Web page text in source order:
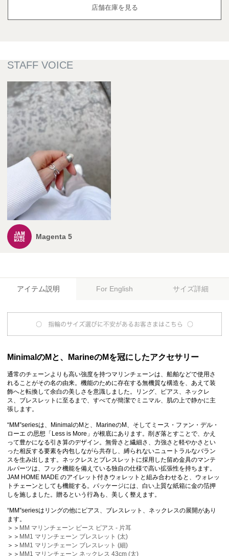
店舗在庫を見る
Magenta 5
アイテム説明 For English サイズ詳細
MinimalのMと、MarineのMを冠にしたアクセサリー
通常のチェーンよりも高い強度を持つマリンチェーンは、船舶などで使用さ
れることがその名の由来。機能のために存在する無機質な構造を、あえて装
飾へと転換して余白の美しさを意識しました。リング、ピアス、ネックレ
ス、ブレスレットに至るまで、すべてが簡潔でミニマル、肌の上で静かに主
張します。
“MM”seriesは、MinimalのMと、MarineのM、そしてミース・ファン・デル・
ローエ の思想「Less is More」が根底にあります。削ぎ落とすことで、かえ
って豊かになる引き算のデザイン。無骨さと繊細さ、力強さと軽やかさとい
った相反する要素を内包しながら共存し、縛られないニュートラルなバラン
スを生み出します。ネックレスとブレスレットに採用した留め金具のマンテ
ルパーツは、フック機能を備えている独自の仕様で高い拡張性を持ちます。
JAM HOME MADE のアイレット付きウォレットと組み合わせると、ウォレッ
トチェーンとしても機能する。パッケージには、白い上質な紙箱に金の箔押
しを施しました。贈るという行為も、美しく整えます。
“MM”seriesはリングの他にピアス、ブレスレット、ネックレスの展開があり
ます。
＞＞ MM マリンチェーン ピース ピアス - 片耳
＞＞ MM1 マリンチェーン ブレスレット (太)
＞＞ MM1 マリンチェーン ブレスレット (細)
＞＞ MM1 マリンチェーン ネックレス 43cm (太)